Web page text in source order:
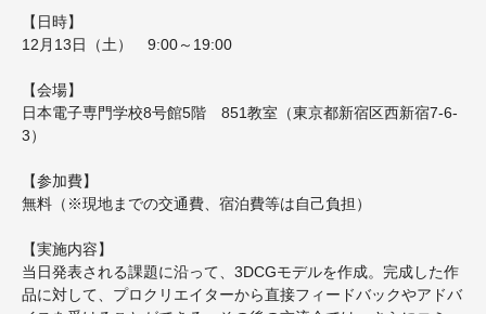
【日時】
12月13日（土） 9:00～19:00
【会場】
日本電子専門学校8号館5階 851教室（東京都新宿区西新宿7-6-
3）
【参加費】
無料（※現地までの交通費、宿泊費等は自己負担）
【実施内容】
当日発表される課題に沿って、3DCGモデルを作成。完成した作
品に対して、プロクリエイターから直接フィードバックやアドバ